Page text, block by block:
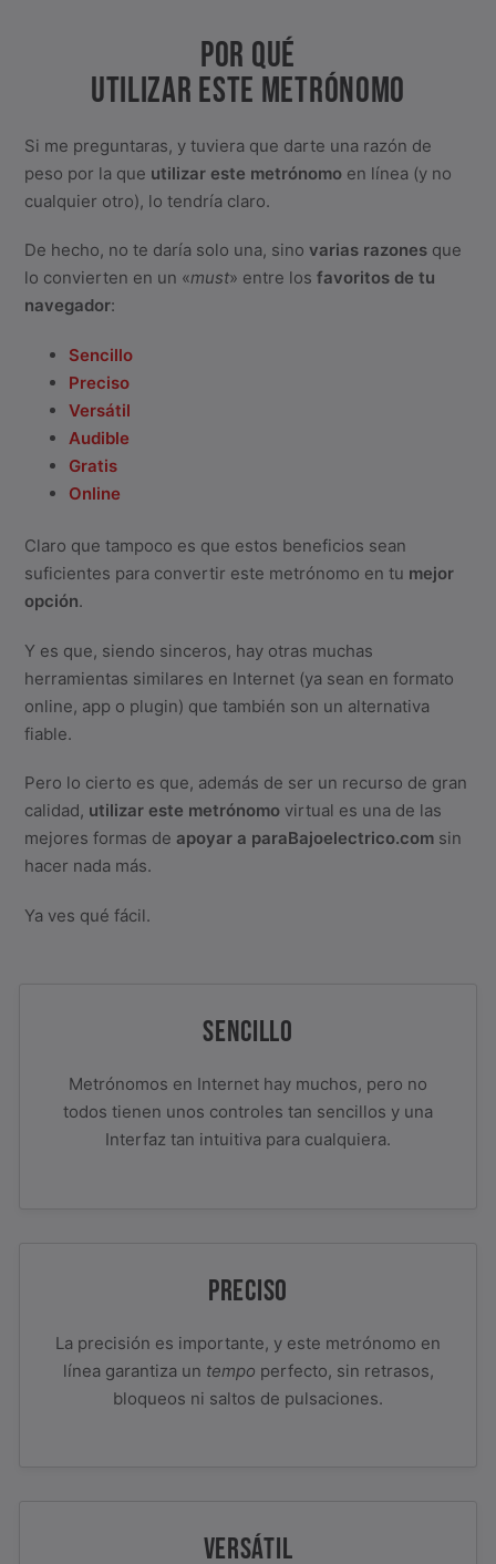
POR QUÉ
UTILIZAR ESTE METRÓNOMO
Si me preguntaras, y tuviera que darte una razón de
peso por la que utilizar este metrónomo en línea (y no
cualquier otro), lo tendría claro.
De hecho, no te daría solo una, sino varias razones que
lo convierten en un «must» entre los favoritos de tu
navegador:
Sencillo
Preciso
Versátil
Audible
Gratis
Online
Claro que tampoco es que estos beneficios sean
suficientes para convertir este metrónomo en tu mejor
opción.
Y es que, siendo sinceros, hay otras muchas
herramientas similares en Internet (ya sean en formato
online, app o plugin) que también son un alternativa
fiable.
Pero lo cierto es que, además de ser un recurso de gran
calidad, utilizar este metrónomo virtual es una de las
mejores formas de apoyar a paraBajoelectrico.com sin
hacer nada más.
Ya ves qué fácil.
SENCILLO
Metrónomos en Internet hay muchos, pero no
todos tienen unos controles tan sencillos y una
Interfaz tan intuitiva para cualquiera.
PRECISO
La precisión es importante, y este metrónomo en
línea garantiza un tempo perfecto, sin retrasos,
bloqueos ni saltos de pulsaciones.
VERSÁTIL